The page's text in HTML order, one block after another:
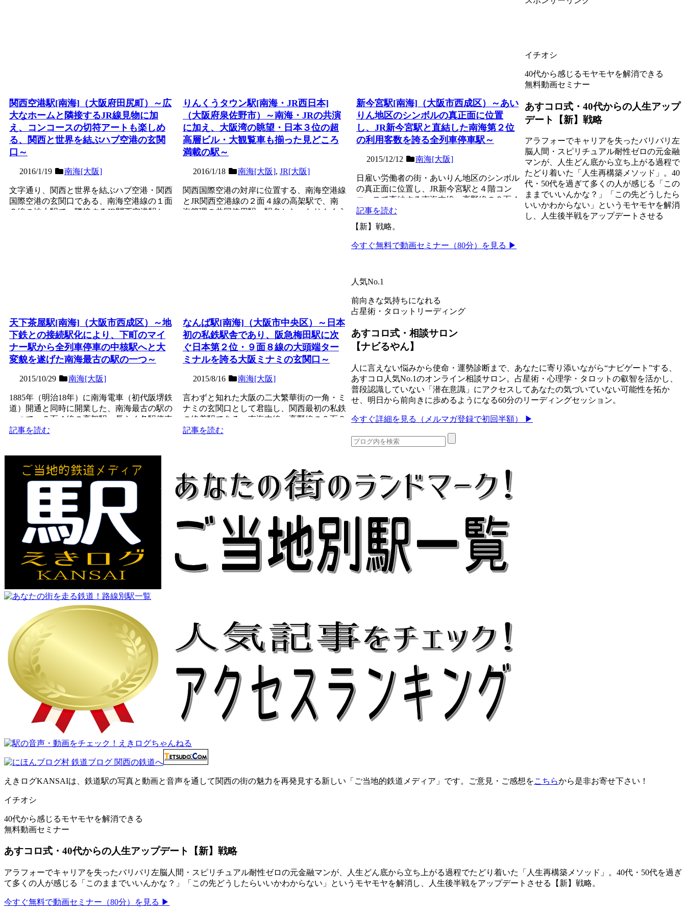
関西空港駅[南海]（大阪府田尻町）～広
大なホームと隣接するJR線見物に加
え、コンコースの切符アートも楽しめ
る、関西と世界を結ぶハブ空港の玄関
口～
2016/1/19 南海[大阪]
文字通り、関西と世界を結ぶハブ空港・関西
国際空港の玄関口である、南海空港線の１面
２線の地上駅で、隣接するJR関西空港駅と
りんくうタウン駅[南海・JR西日本]
（大阪府泉佐野市）～南海・JRの共演
に加え、大阪湾の眺望・日本３位の超
高層ビル・大観覧車も揃った見どころ
満載の駅～
2016/1/18 南海[大阪], JR[大阪]
関西国際空港の対岸に位置する、南海空港線
とJR関西空港線の２面４線の高架駅で、南
海管理の共同使用駅。駅名となったりんくう
新今宮駅[南海]（大阪市西成区）～あい
りん地区のシンボルの真正面に位置
し、JR新今宮駅と直結した南海第２位
の利用客数を誇る全列車停車駅～
2015/12/12 南海[大阪]
日雇い労働者の街・あいりん地区のシンボル
の真正面に位置し、JR新今宮駅と４階コン
コースで直結する南海本線・高野線の３面４
線の高架駅。明治時代...
記事を読む
天下茶屋駅[南海]（大阪市西成区）～地
下鉄との接続駅化により、下町のマイ
ナー駅から全列車停車の中核駅へと大
変貌を遂げた南海最古の駅の一つ～
2015/10/29 南海[大阪]
1885年（明治18年）に南海電車（初代阪堺鉄
道）開通と同時に開業した、南海最古の駅の
一つで、３面４線の高架駅。長らく各駅停車
のみが止まる下...
記事を読む
なんば駅[南海]（大阪市中央区）～日本
初の私鉄駅舎であり、阪急梅田駅に次
ぐ日本第２位・９面８線の大頭端ター
ミナルを誇る大阪ミナミの玄関口～
2015/8/16 南海[大阪]
言わずと知れた大阪の二大繁華街の一角・ミ
ナミの玄関口として君臨し、関西最初の私鉄
の終着駅である、南海本線・高野線の９面８
線の高架駅。コリント...
記事を読む
イチオシ
40代から感じるモヤモヤを解消できる
無料動画セミナー
あすコロ式・40代からの人生アップ
デート【新】戦略
アラフォーでキャリアを失ったバリバリ左
脳人間・スピリチュアル耐性ゼロの元金融
マンが、人生どん底から立ち上がる過程で
たどり着いた「人生再構築メソッド」。40
代・50代を過ぎて多くの人が感じる「この
ままでいいんかな？」「この先どうしたら
いいかわからない」というモヤモヤを解消
し、人生後半戦をアップデートさせる
【新】戦略。
今すぐ無料で動画セミナー（80分）を見る ▶
人気No.1
前向きな気持ちになれる
占星術・タロットリーディング
あすコロ式・相談サロン
【ナビるやん】
人に言えない悩みから使命・運勢診断まで、あなたに寄り添いながら“ナビゲート”する、
あすコロ人気No.1のオンライン相談サロン。占星術・心理学・タロットの叡智を活かし、
普段認識していない「潜在意識」にアクセスしてあなたの気づいていない可能性を拓か
せ、明日から前向きに歩めるようになる60分のリーディングセッション。
今すぐ詳細を見る（メルマガ登録で初回半額） ▶
えきログKANSAIは、鉄道駅の写真と動画と音声を通して関西の街の魅力を再発見する新しい「ご当地的鉄道メディア」です。ご意見・ご感想をこちらから是非お寄せ下さい！
イチオシ
40代から感じるモヤモヤを解消できる
無料動画セミナー
あすコロ式・40代からの人生アップデート【新】戦略
アラフォーでキャリアを失ったバリバリ左脳人間・スピリチュアル耐性ゼロの元金融マンが、人生どん底から立ち上がる過程でたどり着いた「人生再構築メソッド」。40代・50代を過ぎ
て多くの人が感じる「このままでいいんかな？」「この先どうしたらいいかわからない」というモヤモヤを解消し、人生後半戦をアップデートさせる【新】戦略。
今すぐ無料で動画セミナー（80分）を見る ▶